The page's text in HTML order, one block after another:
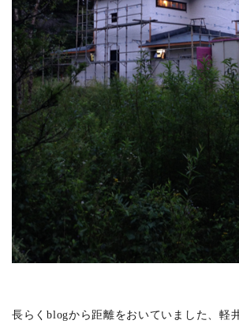
大井サクラレジデンス1804竣工 (2)
北烏山の家 1802竣工 (2)
吉祥寺南町の家 1712竣工 (11)
深大寺の家1712竣工 (2)
浜田山の家 1710竣工 (1)
吉祥寺北町の家 (4)
目黒の集合住宅 1709竣工 (5)
中目黒の集合住宅 1709竣工 (3)
吉祥寺本町4丁目の家 1707竣工 (2)
小金井緑町の家 1707竣工 (2)
長らくblogから距離をおいていました、軽